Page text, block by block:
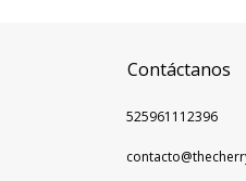
Contáctanos
525961112396